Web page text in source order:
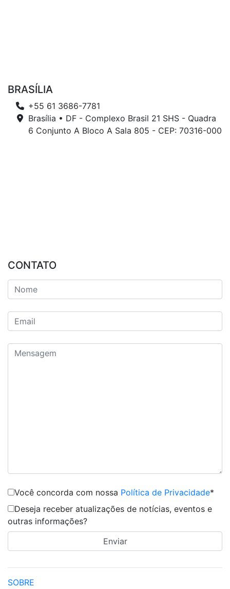
BRASÍLIA
+55 61 3686-7781
Brasília • DF - Complexo Brasil 21 SHS - Quadra
6 Conjunto A Bloco A Sala 805 - CEP: 70316-000
CONTATO
Você concorda com nossa Política de Privacidade*
Deseja receber atualizações de notícias, eventos e
outras informações?
SOBRE